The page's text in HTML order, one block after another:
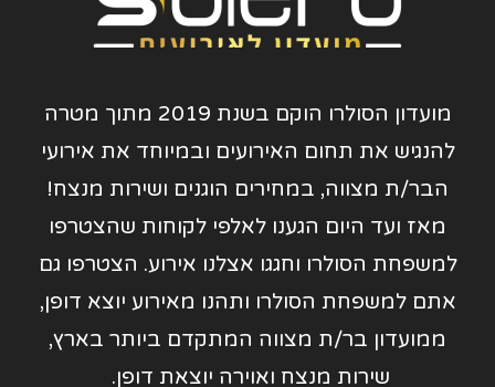
מועדון הסולרו הוקם בשנת 2019 מתוך מטרה
להנגיש את תחום האירועים ובמיוחד את אירועי
הבר/ת מצווה, במחירים הוגנים ושירות מנצח!
מאז ועד היום הגענו לאלפי לקוחות שהצטרפו
למשפחת הסולרו וחגגו אצלנו אירוע. הצטרפו גם
אתם למשפחת הסולרו ותהנו מאירוע יוצא דופן,
ממועדון בר/ת מצווה המתקדם ביותר בארץ,
שירות מנצח ואוירה יוצאת דופן.